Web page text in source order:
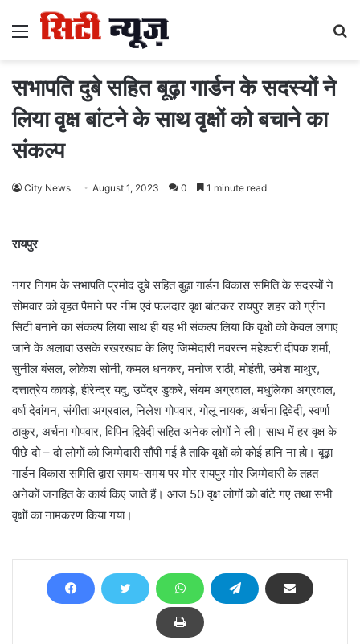
Menu
सभापति दुबे सहित बूढ़ा गार्डन के सदस्यों ने
लिया वृक्ष बांटने के साथ वृक्षों को बचाने का
संकल्प
City News August 1, 2023 0 1 minute read
रायपुर
नगर निगम के सभापति प्रमोद दुबे सहित बुढ़ा गार्डन विकास समिति के सदस्यों ने
सोमवार को वृहत पैमाने पर नीम एवं फलदार वृक्ष बांटकर रायपुर शहर को ग्रीन
सिटी बनाने का संकल्प लिया साथ ही यह भी संकल्प लिया कि वृक्षों को केवल लगाए
जाने के अलावा उसके रखरखाव के लिए जिम्मेदारी नवरत्न महेश्वरी दीपक शर्मा,
सुनील बंसल, लोकेश सोनी, कमल धनकर, मनोज राठी, मोहंती, उमेश माथुर,
दत्तात्रेय कावड़े, हीरेन्द्र यदु, उपेंद्र डुकरे, संयम अग्रवाल, मधुलिका अग्रवाल,
वर्षा देवांगन, संगीता अग्रवाल, निलेश गोपवार, गोलू नायक, अर्चना द्विवेदी, स्वर्णा
ठाकुर, अर्चना गोपवार, विपिन द्विवेदी सहित अनेक लोगों ने ली। साथ में हर वृक्ष के
पीछे दो – दो लोगों को जिम्मेदारी सौंपी गई है ताकि वृक्षों को कोई हानि ना हो। बूढ़ा
गार्डन विकास समिति द्वारा समय-समय पर मोर रायपुर मोर जिम्मेदारी के तहत
अनेकों जनहित के कार्य किए जाते हैं। आज 50 वृक्ष लोगों को बांटे गए तथा सभी
वृक्षों का नामकरण किया गया।